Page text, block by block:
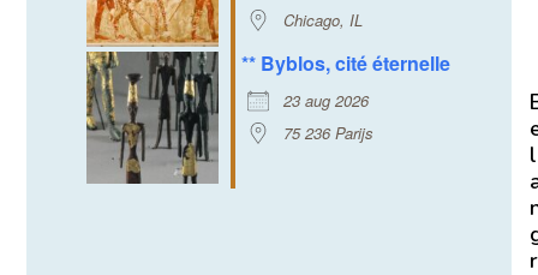
Chicago, IL
** Byblos, cité éternelle
23 aug 2026
75 236 Parijs
l
r